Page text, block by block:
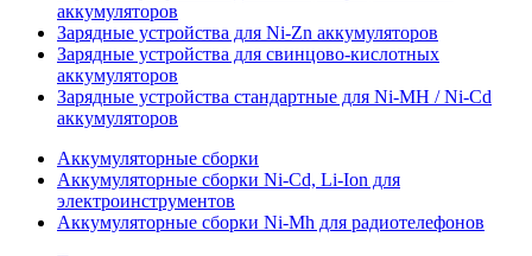
аккумуляторов
Зарядные устройства для Ni-Zn аккумуляторов
Зарядные устройства для свинцово-кислотных
аккумуляторов
Зарядные устройства стандартные для Ni-MH / Ni-Cd
аккумуляторов
Аккумуляторные сборки
Аккумуляторные сборки Ni-Cd, Li-Ion для
электроинструментов
Аккумуляторные сборки Ni-Mh для радиотелефонов